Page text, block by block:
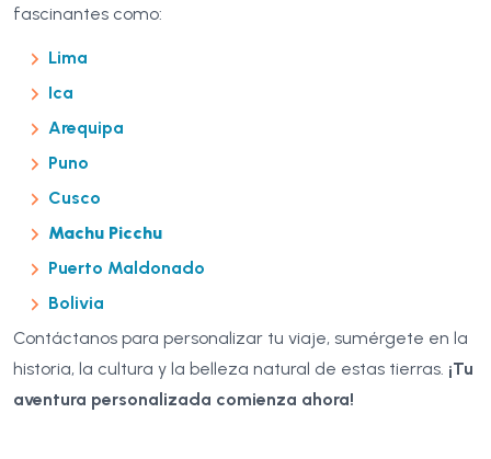
fascinantes como:
Lima
Ica
Arequipa
Puno
Cusco
Machu Picchu
Puerto Maldonado
Bolivia
Contáctanos para personalizar tu viaje, sumérgete en la
historia, la cultura y la belleza natural de estas tierras. ¡Tu
aventura personalizada comienza ahora!